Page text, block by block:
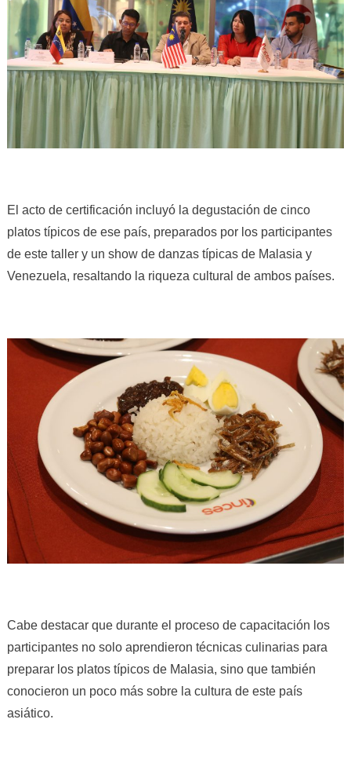
El acto de certificación incluyó la degustación de cinco
platos típicos de ese país, preparados por los participantes
de este taller y un show de danzas típicas de Malasia y
Venezuela, resaltando la riqueza cultural de ambos países.
Cabe destacar que durante el proceso de capacitación los
participantes no solo aprendieron técnicas culinarias para
preparar los platos típicos de Malasia, sino que también
conocieron un poco más sobre la cultura de este país
asiático.